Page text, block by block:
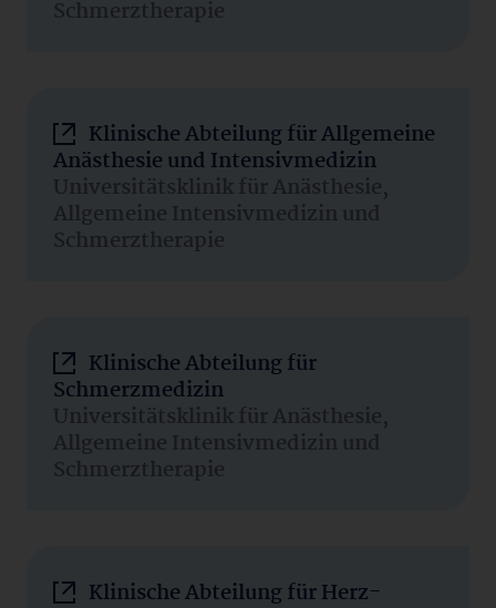
Schmerztherapie
Klinische Abteilung für Allgemeine
Anästhesie und Intensivmedizin
Universitätsklinik für Anästhesie,
Allgemeine Intensivmedizin und
Schmerztherapie
Klinische Abteilung für
Schmerzmedizin
Universitätsklinik für Anästhesie,
Allgemeine Intensivmedizin und
Schmerztherapie
Klinische Abteilung für Herz-